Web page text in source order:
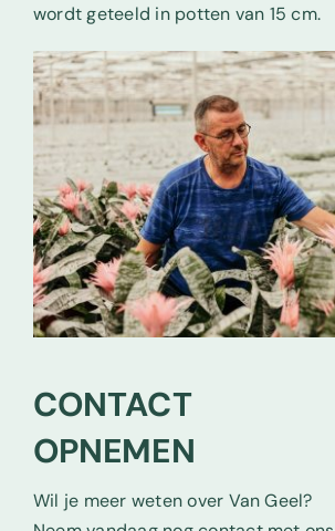
wordt geteeld in potten van 15 cm.
CONTACT
OPNEMEN
Wil je meer weten over Van Geel?